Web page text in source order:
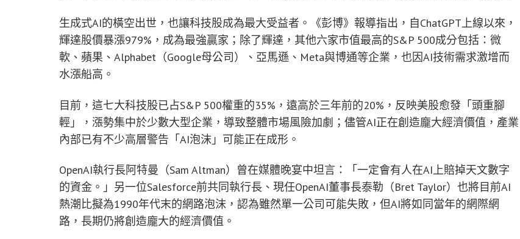
生成式AI的橫空出世，也讓科技股成為最大受益者。《彭博》報導指出，自ChatGPT上線以來，
輝達股價暴漲979%，成為最強贏家；除了輝達，其他六家市值最高的S&P 500成分包括：微
軟、蘋果、Alphabet（Google母公司）、亞馬遜、Meta與博通等企業，也因AI技術需求激增而
水漲船高。
目前，這七大科技股已占S&P 500權重的35%，遠高於三年前的20%，反映美股愈發「頭重腳
輕」，漲勢集中於少數大型企業，導致整體市場風險加劇；儘管AI正在創造龐大經濟價值，產業
內部已有不少高層警告「AI泡沫」可能正在成形。
OpenAI執行長阿特曼（Sam Altman）曾在媒體晚宴中坦言：「一定會有人在AI上賠掉天文數字
的資金。」另一位Salesforce前共同執行長、現任OpenAI董事長泰勒（Bret Taylor）也將目前AI
熱潮比擬為1990年代末的網路泡沫，認為雖然單一公司可能失敗，但AI將如同當年的網際網
路，長期仍將創造龐大的經濟價值。